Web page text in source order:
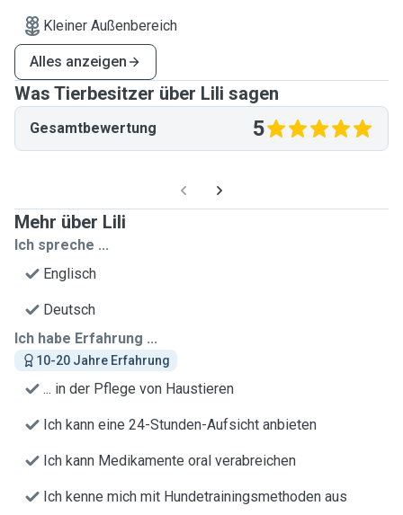
Kleiner Außenbereich
Alles anzeigen
Was Tierbesitzer über Lili sagen
Gesamtbewertung 5
Mehr über Lili
Ich spreche ...
Englisch
Deutsch
Ich habe Erfahrung ...
10-20 Jahre Erfahrung
... in der Pflege von Haustieren
Ich kann eine 24-Stunden-Aufsicht anbieten
Ich kann Medikamente oral verabreichen
Ich kenne mich mit Hundetrainingsmethoden aus